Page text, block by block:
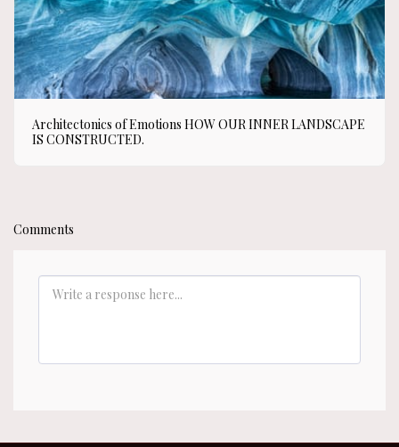
Architectonics of Emotions HOW OUR INNER LANDSCAPE
IS CONSTRUCTED.
Comments